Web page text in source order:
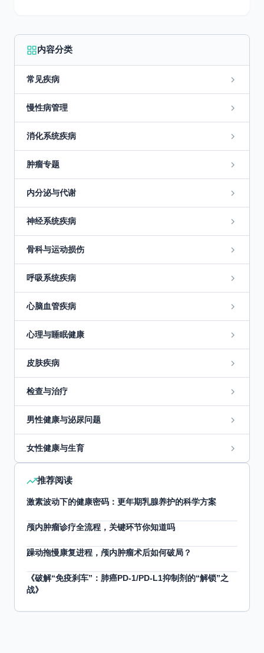
内容分类
常见疾病
慢性病管理
消化系统疾病
肿瘤专题
内分泌与代谢
神经系统疾病
骨科与运动损伤
呼吸系统疾病
心脑血管疾病
心理与睡眠健康
皮肤疾病
检查与治疗
男性健康与泌尿问题
女性健康与生育
推荐阅读
激素波动下的健康密码：更年期乳腺养护的科学方案
颅内肿瘤诊疗全流程，关键环节你知道吗
躁动拖慢康复进程，颅内肿瘤术后如何破局？
《破解“免疫刹车”：肺癌PD-1/PD-L1抑制剂的“解锁”之
战》